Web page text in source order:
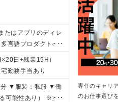
はアプリのディレ
言語プロダクトの
ーションで活用）
のご経験に自信が
※ご経歴をなるべ
ーズです！
日+残業15H）
勤務手当あり
分 ▼服装：私服 ▼働
可能性あり） ※始
専任のキャリ
のお仕事選び